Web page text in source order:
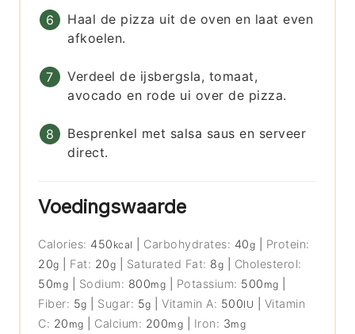
Haal de pizza uit de oven en laat even
afkoelen.
Verdeel de ijsbergsla, tomaat,
avocado en rode ui over de pizza.
Besprenkel met salsa saus en serveer
direct.
Voedingswaarde
Calories: 450 kcal Carbohydrates: 40g
Protein:
20g Fat: 20g Saturated Fat: 8g
Cholesterol:
50mg Sodium: 800mg Potassium: 500 mg
Fiber: 5g Sugar: 5g |Vitamin A: 500IU
Vitamin
C: 20 mg Calcium: 200mg Iron: 3mg